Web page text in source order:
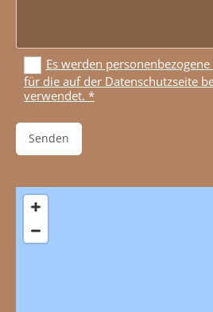
Es werden
für die auf der Datenschutzseite
verwendet. *